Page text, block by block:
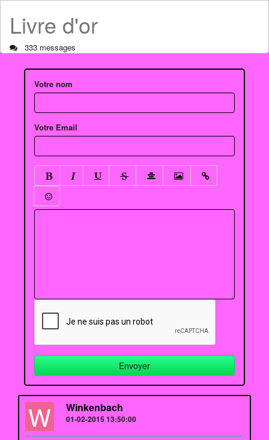
Livre d'or
333 messages
Votre nom
Votre Email
W Winkenbach
01-02-2015 13:50:00